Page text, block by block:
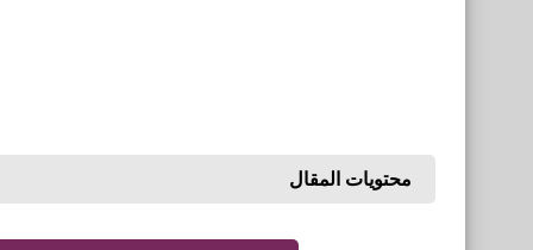
محتويات المقال